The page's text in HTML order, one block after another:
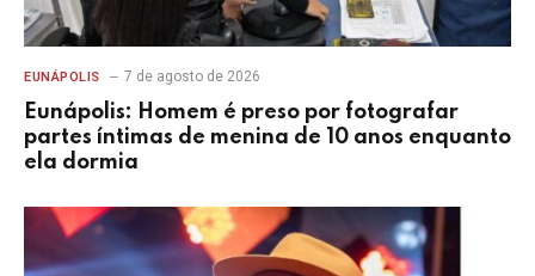
EUNÁPOLIS 7 de agosto de 2026
Eunápolis: Homem é preso por fotografar
partes íntimas de menina de 10 anos enquanto
ela dormia